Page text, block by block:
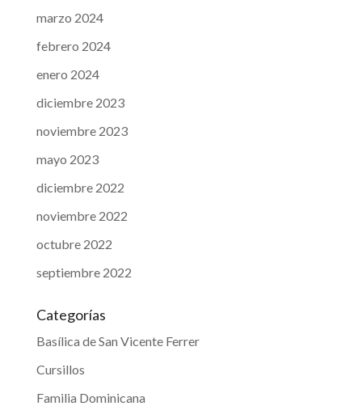
marzo 2024
febrero 2024
enero 2024
diciembre 2023
noviembre 2023
mayo 2023
diciembre 2022
noviembre 2022
octubre 2022
septiembre 2022
Categorías
Basílica de San Vicente Ferrer
Cursillos
Familia Dominicana